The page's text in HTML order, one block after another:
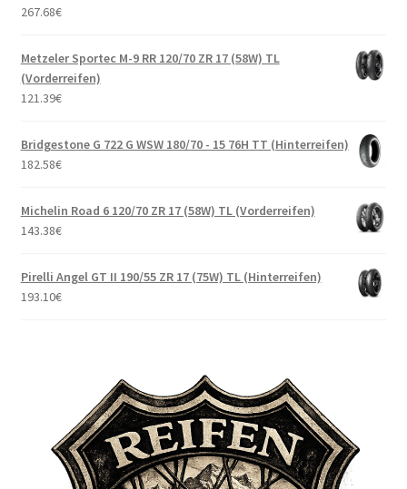
267.68€
Metzeler Sportec M-9 RR 120/70 ZR 17 (58W) TL
(Vorderreifen)
121.39€
Bridgestone G 722 G WSW 180/70 - 15 76H TT (Hinterreifen)
182.58€
Michelin Road 6 120/70 ZR 17 (58W) TL (Vorderreifen)
143.38€
Pirelli Angel GT II 190/55 ZR 17 (75W) TL (Hinterreifen)
193.10€